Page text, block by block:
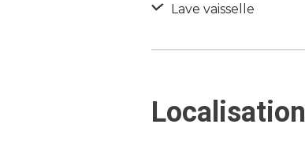
Lave vaisselle
Localisation